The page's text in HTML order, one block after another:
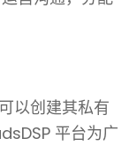
以创建其私有
平台为广